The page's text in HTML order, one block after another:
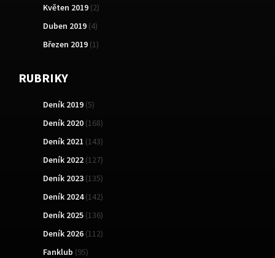
Květen 2019 (2)
Duben 2019 (4)
Březen 2019 (1)
RUBRIKY
Deník 2019 (5)
Deník 2020 (168)
Deník 2021 (143)
Deník 2022 (127)
Deník 2023 (135)
Deník 2024(142)
Deník 2025 (136)
Deník 2026 (112)
Fanklub (95)